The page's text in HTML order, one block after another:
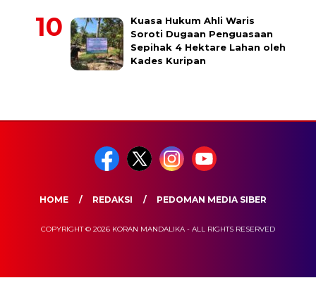
Kuasa Hukum Ahli Waris
Soroti Dugaan Penguasaan
Sepihak 4 Hektare Lahan oleh
Kades Kuripan
HOME REDAKSI PEDOMAN MEDIA SIBER
COPYRIGHT © 2026 KORAN MANDALIKA - ALL RIGHTS RESERVED